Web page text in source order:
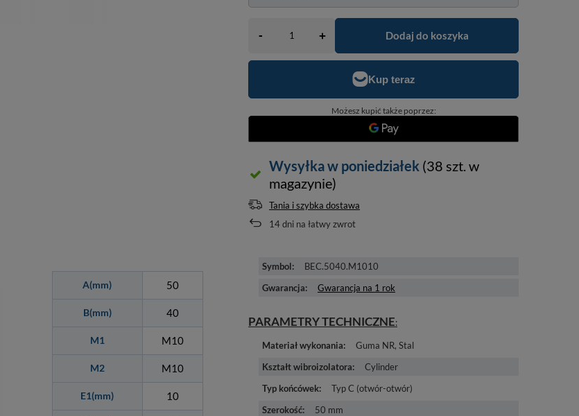
- + Dodaj do koszyka
Możesz kupić także poprzez:
Wysyłkaw poniedziałek (38 szt. w
magazynie)
Tania i szybka dostawa
14dni na łatwy zwrot
A(mm) 50
B(mm) 40
M1 M10
M2 M10
E1(mm) 10
Symbol
BEC.5040.M1010
Gwarancja
Gwarancja na 1 rok
PARAMETRY TECHNICZNE
Materiał wykonania Guma NR Stal
Kształt wibroizolatora
Cylinder
Typ końcówek
Typ C (otwór-otwór)
Szerokość
50 mm